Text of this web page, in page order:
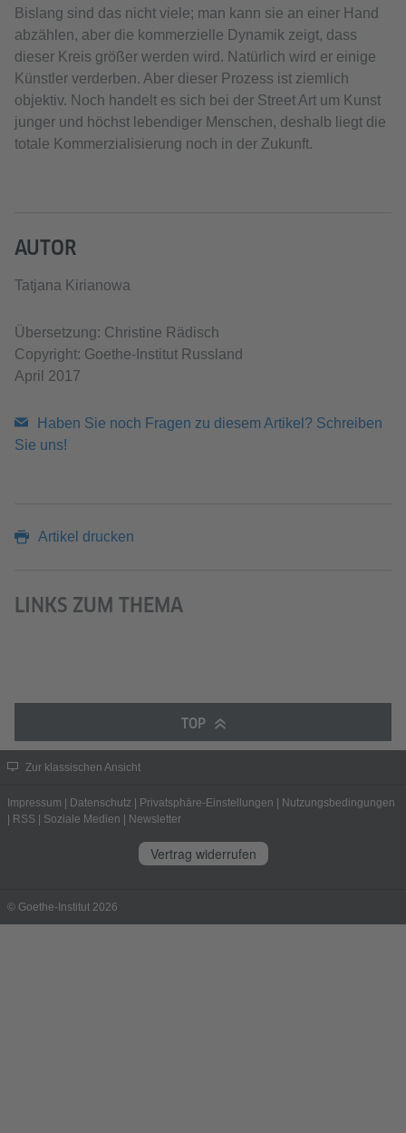
Bislang sind das nicht viele; man kann sie an einer Hand
abzählen, aber die kommerzielle Dynamik zeigt, dass
dieser Kreis größer werden wird. Natürlich wird er einige
Künstler verderben. Aber dieser Prozess ist ziemlich
objektiv. Noch handelt es sich bei der Street Art um Kunst
junger und höchst lebendiger Menschen, deshalb liegt die
totale Kommerzialisierung noch in der Zukunft.
AUTOR
Tatjana Kirianowa
Übersetzung: Christine Rädisch
Copyright: Goethe-Institut Russland
April 2017
Haben Sie noch Fragen zu diesem Artikel? Schreiben
Sie uns!
Artikel drucken
LINKS ZUM THEMA
TOP
Zur klassischen Ansicht
Impressum | Datenschutz | Privatsphäre-Einstellungen | Nutzungsbedingungen
| RSS | Soziale Medien | Newsletter
Vertrag widerrufen
© Goethe-Institut 2026